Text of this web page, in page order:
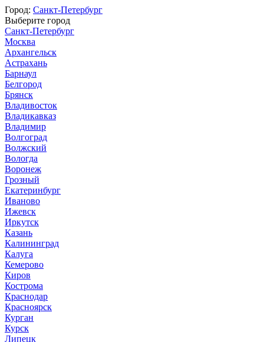
Город: Санкт-Петербург
Выберите город
Санкт-Петербург
Москва
Архангельск
Астрахань
Барнаул
Белгород
Брянск
Владивосток
Владикавказ
Владимир
Волгоград
Волжский
Вологда
Воронеж
Грозный
Екатеринбург
Иваново
Ижевск
Иркутск
Казань
Калининград
Калуга
Кемерово
Киров
Кострома
Краснодар
Красноярск
Курган
Курск
Липецк